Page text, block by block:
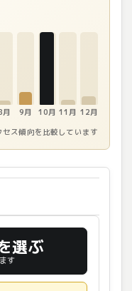
月 9月 10月 11月 12月
ス傾向を比較しています
選ぶ
す